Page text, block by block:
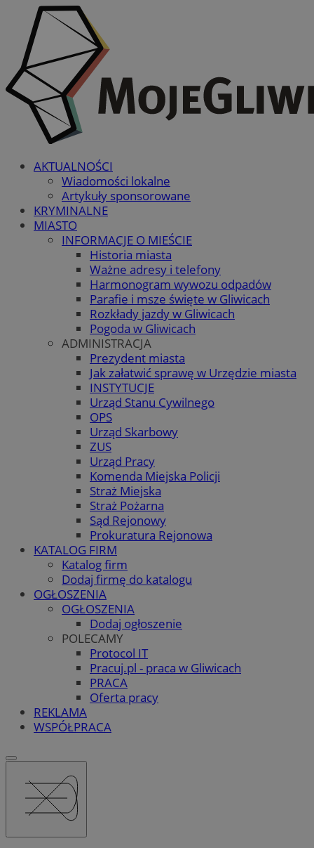
AKTUALNOŚCI
Wiadomości lokalne
Artykuły sponsorowane
KRYMINALNE
MIASTO
INFORMACJE O MIEŚCIE
Historia miasta
Ważne adresy i telefony
Harmonogram wywozu odpadów
Parafie i msze święte w Gliwicach
Rozkłady jazdy w Gliwicach
Pogoda w Gliwicach
ADMINISTRACJA
Prezydent miasta
Jak załatwić sprawę w Urzędzie miasta
INSTYTUCJE
Urząd Stanu Cywilnego
OPS
Urząd Skarbowy
ZUS
Urząd Pracy
Komenda Miejska Policji
Straż Miejska
Straż Pożarna
Sąd Rejonowy
Prokuratura Rejonowa
KATALOG FIRM
Katalog firm
Dodaj firmę do katalogu
OGŁOSZENIA
OGŁOSZENIA
Dodaj ogłoszenie
POLECAMY
Protocol IT
Pracuj.pl - praca w Gliwicach
PRACA
Oferta pracy
REKLAMA
WSPÓŁPRACA